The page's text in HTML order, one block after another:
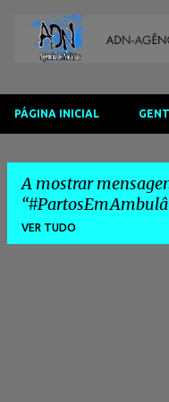
PÁGINA INICIAL
A mostrar
VER TUDO